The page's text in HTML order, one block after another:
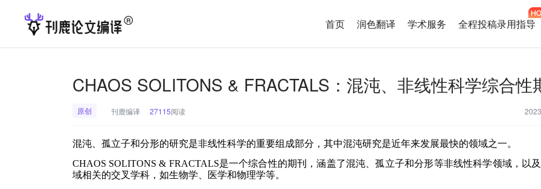
首页 润色翻译 学术服务 全程投稿录用指导
CHAOS SOLITONS & FRACTALS：混沌、非线性科学综合性
原创 刊鹿编译 27115阅读
混沌、孤立子和分形的研究是非线性科学的重要组成部分，其中混沌研究是近年来发展最快的领域之一。
CHAOS SOLITONS & FRACTALS是一个综合性的期刊，涵盖了混沌、孤立子和分形等非线性科学领域，以
域相关的交叉学科，如生物学、医学和物理学等。